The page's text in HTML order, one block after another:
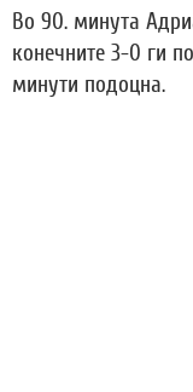
Во 90. минута
конечните 3-0 ги
минути подоцна.